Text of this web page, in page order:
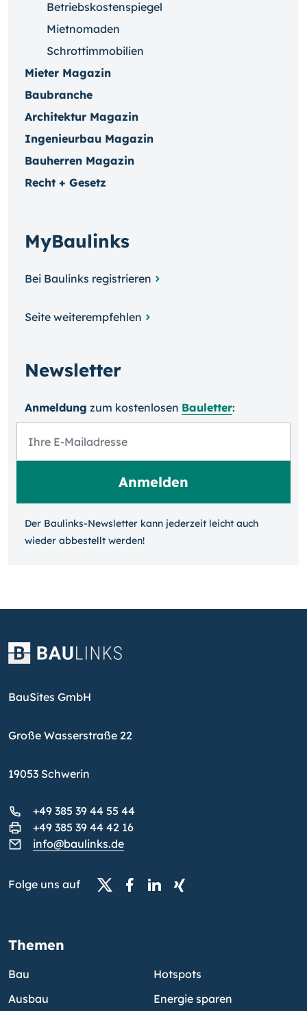
Betriebskostenspiegel
Mietnomaden
Schrottimmobilien
Mieter Magazin
Baubranche
Architektur Magazin
Ingenieurbau Magazin
Bauherren Magazin
Recht + Gesetz
MyBaulinks
Bei Baulinks registrieren
Seite weiterempfehlen
Newsletter
Anmeldung zum kosten­losen Bauletter:
Der Baulinks-Newsletter kann jeder­zeit leicht auch
wieder ab­bestellt werden!
BauSites GmbH
Große Wasserstraße 22
19053 Schwerin
+49 385 39 44 55 44
+49 385 39 44 42 16
info@baulinks.de
Folge uns auf
Themen
Bau
Ausbau
Hotspots
Energie sparen